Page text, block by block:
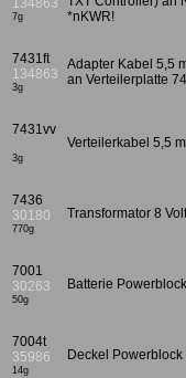
134863
7g
*nKWR!
7431ft
134863
3g
Adapter Kabel 5,5
an Verteilerplatte
7431vv
3g
Verteilerkabel 5,5
7436
30180
770g
Transformator 8
7001
30263
50g
Batterie
7004t
35986
14g
Deckel